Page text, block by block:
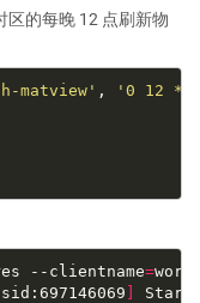
区的每晚 12 点刷新物
matview' ,
'0 12 *
--clientname=
sid:697146069 ]